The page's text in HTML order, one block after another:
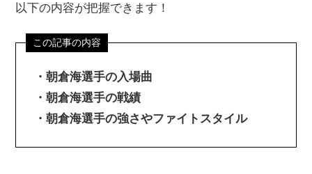
以下の内容が把握できます！
・朝倉海選手の入場曲
・朝倉海選手の戦績
・朝倉海選手の強さやファイトスタイル